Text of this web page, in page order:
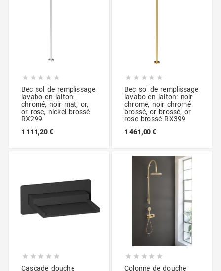
    
Bec sol de remplissage
lavabo en laiton:
chromé, noir mat, or,
or rose, nickel brossé
RX299
1 111,20 €
    
Bec sol de remplissage
lavabo en laiton: noir
chromé, noir chromé
brossé, or brossé, or
rose brossé RX399
1 461,00 €
    
Cascade douche
    
Colonne de douche